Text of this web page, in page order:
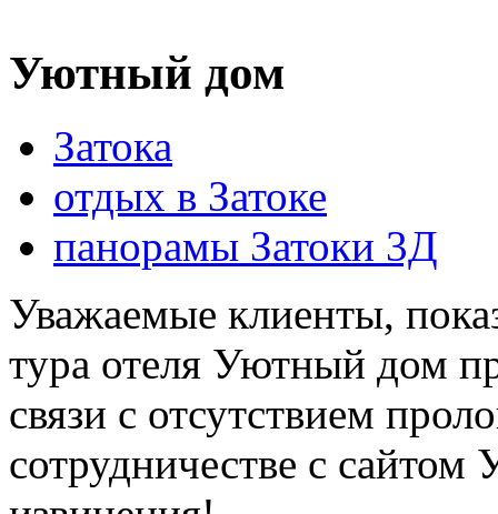
Уютный дом
Затока
отдых в Затоке
панорамы Затоки 3Д
Уважаемые клиенты,
тура отеля Уютный дом
связи с отсутствием
сотрудничестве с